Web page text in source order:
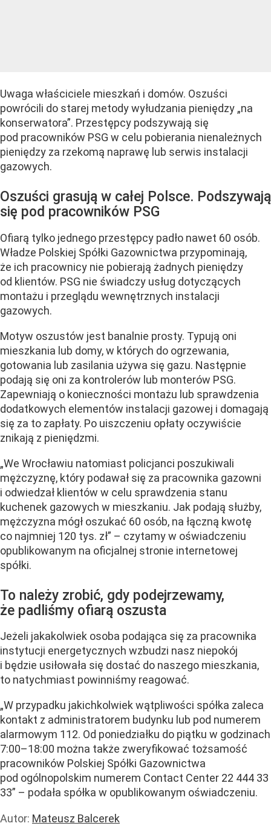
Uwaga właściciele mieszkań i domów. Oszuści
powrócili do starej metody wyłudzania pieniędzy „na
konserwatora”. Przestępcy podszywają się
pod pracowników PSG w celu pobierania nienależnych
pieniędzy za rzekomą naprawę lub serwis instalacji
gazowych.
Oszuści grasują w całej Polsce. Podszywają
się pod pracowników PSG
Ofiarą tylko jednego przestępcy padło nawet 60 osób.
Władze Polskiej Spółki Gazownictwa przypominają,
że ich pracownicy nie pobierają żadnych pieniędzy
od klientów. PSG nie świadczy usług dotyczących
montażu i przeglądu wewnętrznych instalacji
gazowych.
Motyw oszustów jest banalnie prosty. Typują oni
mieszkania lub domy, w których do ogrzewania,
gotowania lub zasilania używa się gazu. Następnie
podają się oni za kontrolerów lub monterów PSG.
Zapewniają o konieczności montażu lub sprawdzenia
dodatkowych elementów instalacji gazowej i domagają
się za to zapłaty. Po uiszczeniu opłaty oczywiście
znikają z pieniędzmi.
„We Wrocławiu natomiast policjanci poszukiwali
mężczyznę, który podawał się za pracownika gazowni
i odwiedzał klientów w celu sprawdzenia stanu
kuchenek gazowych w mieszkaniu. Jak podają służby,
mężczyzna mógł oszukać 60 osób, na łączną kwotę
co najmniej 120 tys. zł” – czytamy w oświadczeniu
opublikowanym na oficjalnej stronie internetowej
spółki.
To należy zrobić, gdy podejrzewamy,
że padliśmy ofiarą oszusta
Jeżeli jakakolwiek osoba podająca się za pracownika
instytucji energetycznych wzbudzi nasz niepokój
i będzie usiłowała się dostać do naszego mieszkania,
to natychmiast powinniśmy reagować.
„W przypadku jakichkolwiek wątpliwości spółka zaleca
kontakt z administratorem budynku lub pod numerem
alarmowym 112. Od poniedziałku do piątku w godzinach
7:00–18:00 można także zweryfikować tożsamość
pracowników Polskiej Spółki Gazownictwa
pod ogólnopolskim numerem Contact Center 22 444 33
33” – podała spółka w opublikowanym oświadczeniu.
Autor: Mateusz Balcerek